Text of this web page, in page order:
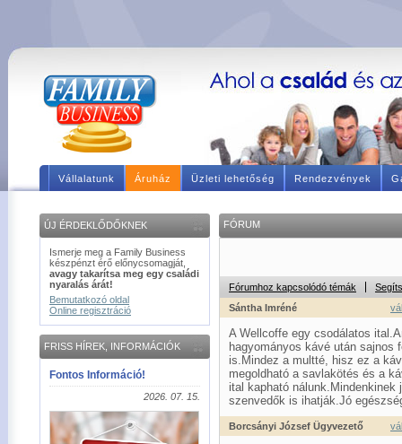
Vállalatunk Áruház Üzleti lehetőség Rendezvények
ÚJ ÉRDEKLŐDŐKNEK
Ismerje meg a Family Business
készpénzt érő előnycsomagját,
avagy takarítsa meg egy családi
nyaralás árát!
Bemutatkozó oldal
Online regisztráció
FRISS HÍREK, INFORMÁCIÓK
Fontos Információ!
2026. 07. 15.
FÓRUM
Fórumhoz kapcsolódó témák
Sántha Imréné
A Wellcoffe egy csodálatos
hagyományos kávé után sajnos
is.Mindez a multté, hisz ez a
megoldható a savlakötés és a
ital kapható
szenvedők is ihatják.Jó
Borcsányi József Ügyvezető